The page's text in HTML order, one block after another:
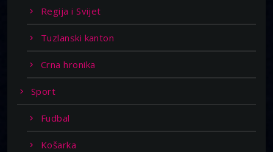
Regija i Svijet
Tuzlanski kanton
Crna hronika
Sport
Fudbal
Košarka